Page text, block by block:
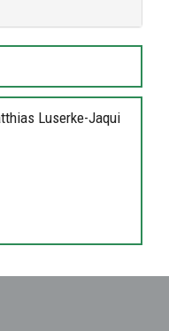
Luserke-Jaqui